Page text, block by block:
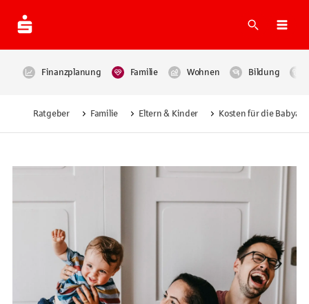
Suche
Finanzplanung Familie Wohnen Bildung
Ratgeber Familie Eltern & Kinder Kosten für die